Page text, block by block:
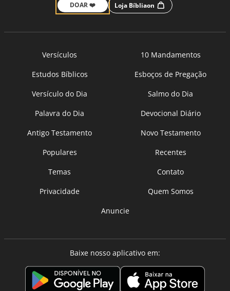
DOAR ❤️ Loja Bíbliaon
Versículos
10 Mandamentos
Estudos Bíblicos
Esboços de Pregação
Versículo do Dia
Salmo do Dia
Palavra do Dia
Devocional Diário
Antigo Testamento
Novo Testamento
Populares
Recentes
Temas
Contato
Privacidade
Quem Somos
Anuncie
Baixe nosso aplicativo em: